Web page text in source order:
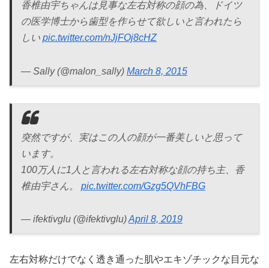
香椎由宇ちゃんは見事な左右対称の顔の為、ドイツ
の医学博士から歯型を作らせて欲しいと言われたら
しい pic.twitter.com/nJjFOj8cHZ
— Sally (@malon_sally) March 8, 2015
突然ですが、実はこの人の顔が一番美しいと思って
います。
100万人に1人と言われる左右対称な顔の持ち主、香
椎由宇さん。 pic.twitter.com/Gzg5QVhFBG
— ifektivglu (@ifektivglu)April 8, 2019
左右対称だけでなく透き通った肌やエキゾチックな目元な